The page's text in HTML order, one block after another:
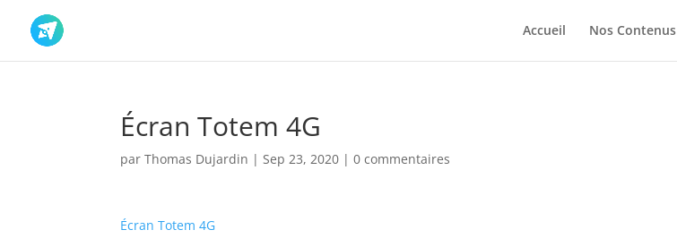
Accueil Nos Contenus
Écran Totem 4G
parThomas Dujardin |Sep 23, 2020 |0 commentaires
Écran Totem 4G